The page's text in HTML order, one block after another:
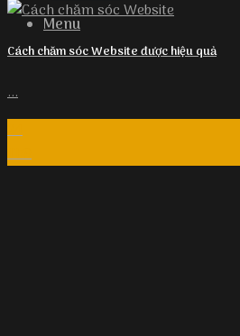
Menu
Cách chăm sóc Website được hiệu quả
...
24
Th9